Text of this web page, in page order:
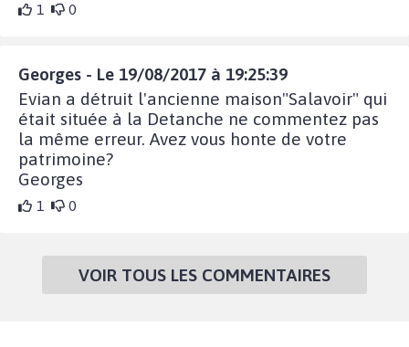
1 0
Georges - Le 19/08/2017 à 19:25:39
Evian a détruit l'ancienne maison"Salavoir" qui
était située à la Detanche ne commentez pas
la même erreur. Avez vous honte de votre
patrimoine?
Georges
1 0
VOIR TOUS LES COMMENTAIRES